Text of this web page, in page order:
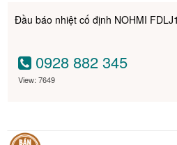
Đầu báo nhiệt cố định NOHMI
0928 882 345
View: 7649